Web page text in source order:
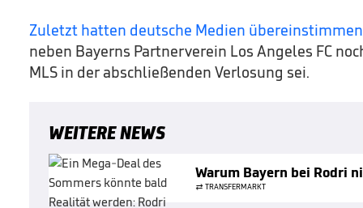
Zuletzt hatten deutsche Medien
neben Bayerns Partnerverein Los Angeles FC
MLS in der abschließenden Verlosung sei.
WEITERE NEWS
Warum Bayern bei Rodri
TRANSFERMARKT